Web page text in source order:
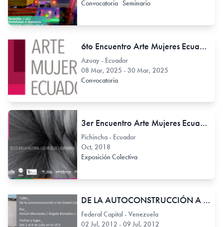
Convocatoria Seminario
6to Encuentro Arte Mujeres Ecuador (AME)
Azuay - Ecuador
08 Mar, 2025 - 30 Mar, 2025
Convocatoria
3er Encuentro Arte Mujeres Ecuador (AME) 2018
Pichincha - Ecuador
Oct, 2018
Exposición Colectiva
DE LA AUTOCONSTRUCCIÓN A LOS GATED COMMUNITIES
Federal Capital - Venezuela
02 Jul, 2012 - 09 Jul, 2012